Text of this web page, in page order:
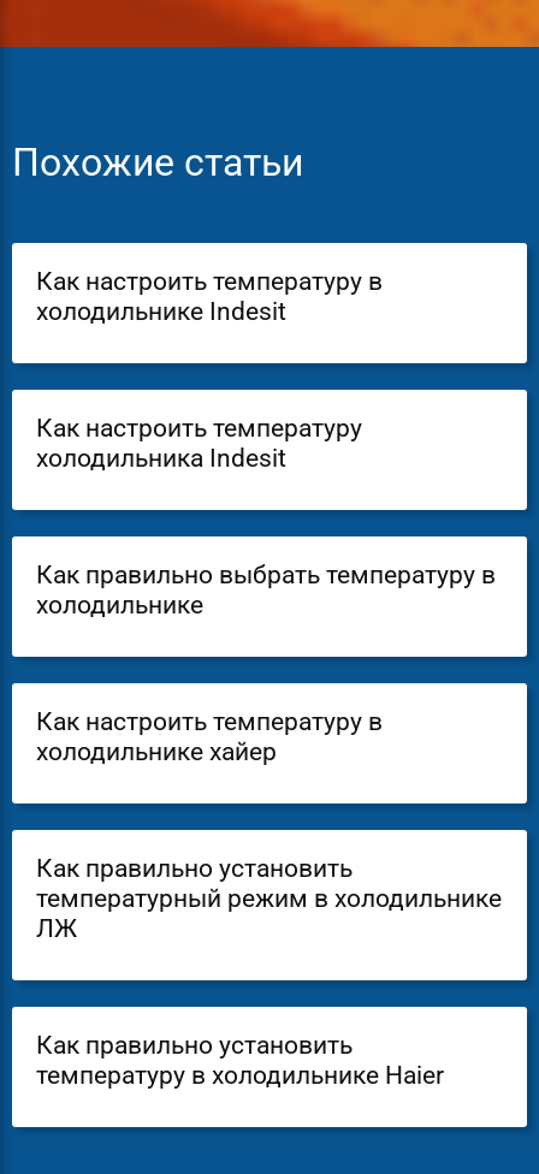
Похожие статьи
Как настроить температуру в
холодильнике Indesit
Как настроить температуру
холодильника Indesit
Как правильно выбрать температуру в
холодильнике
Как настроить температуру в
холодильнике хайер
Как правильно установить
температурный режим в холодильнике
ЛЖ
Как правильно установить
температуру в холодильнике Haier